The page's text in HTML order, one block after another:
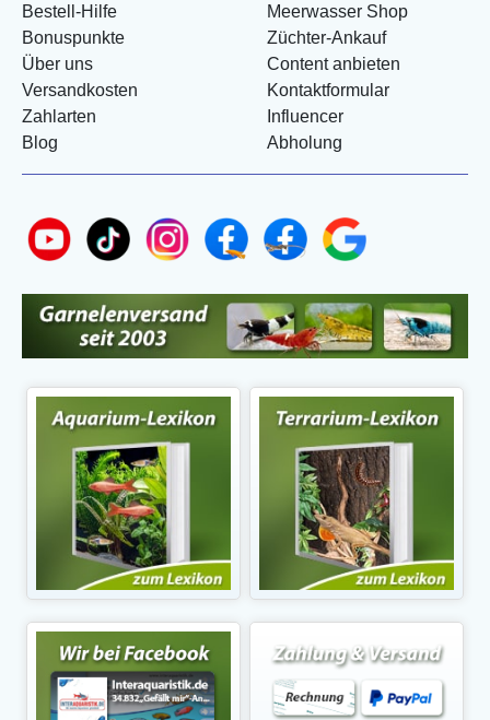
Bestell-Hilfe
Bonuspunkte
Über uns
Versandkosten
Zahlarten
Blog
Meerwasser Shop
Züchter-Ankauf
Content anbieten
Kontaktformular
Influencer
Abholung